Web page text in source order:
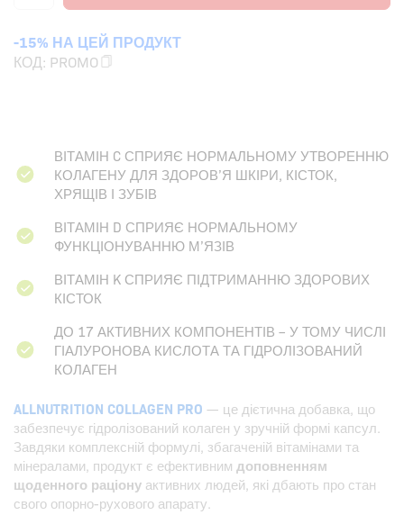
-15% НА ЦЕЙ ПРОДУКТ
КОД: PROMO
ВІТАМІН C СПРИЯЄ НОРМАЛЬНОМУ УТВОРЕННЮ
КОЛАГЕНУ ДЛЯ ЗДОРОВ’Я ШКІРИ, КІСТОК,
ХРЯЩІВ І ЗУБІВ
ВІТАМІН D СПРИЯЄ НОРМАЛЬНОМУ
ФУНКЦІОНУВАННЮ М’ЯЗІВ
ВІТАМІН K СПРИЯЄ ПІДТРИМАННЮ ЗДОРОВИХ
КІСТОК
ДО 17 АКТИВНИХ КОМПОНЕНТІВ – У ТОМУ ЧИСЛІ
ГІАЛУРОНОВА КИСЛОТА ТА ГІДРОЛІЗОВАНИЙ
КОЛАГЕН
ALLNUTRITION COLLAGEN PRO — це дієтична добавка, що
забезпечує гідролізований колаген у зручній формі капсул.
Завдяки комплексній формулі, збагаченій вітамінами та
мінералами, продукт є ефективним доповненням
щоденного раціону активних людей, які дбають про стан
свого опорно-рухового апарату.